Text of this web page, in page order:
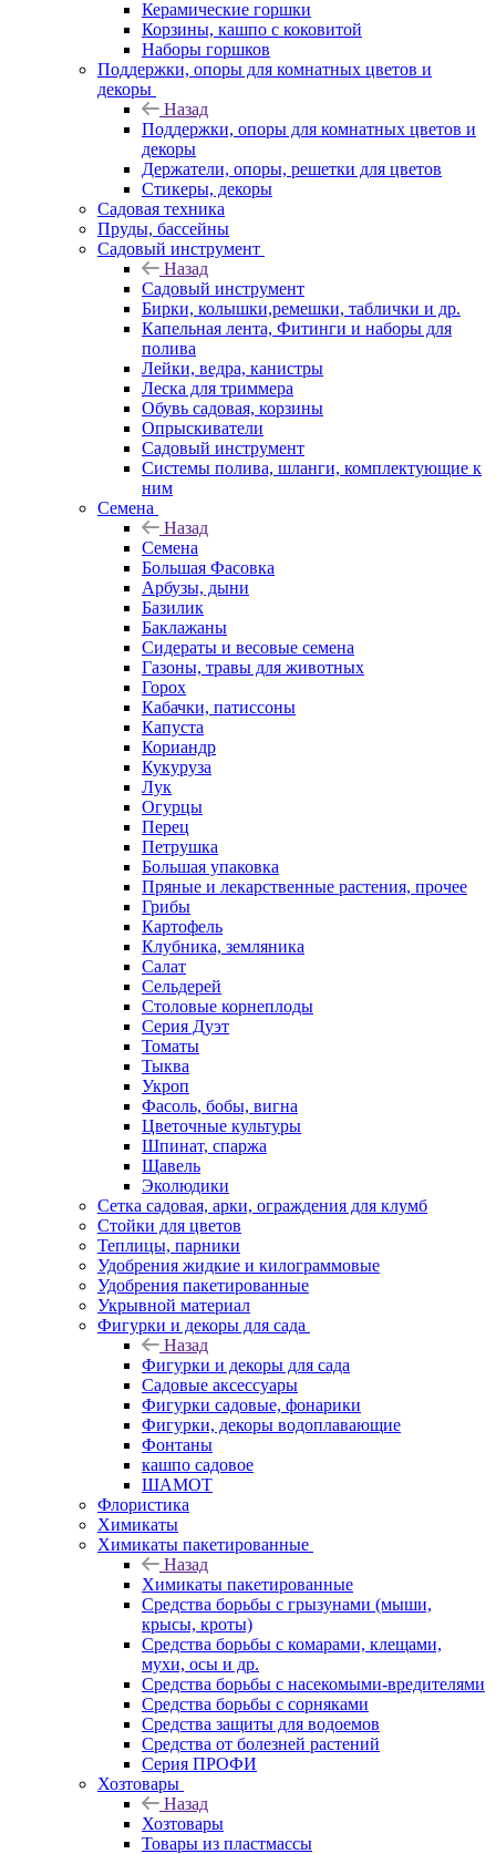
Керамические горшки
Корзины, кашпо с коковитой
Наборы горшков
Поддержки, опоры для комнатных цветов и
декоры
Назад
Поддержки, опоры для комнатных цветов и
декоры
Держатели, опоры, решетки для цветов
Стикеры, декоры
Садовая техника
Пруды, бассейны
Садовый инструмент
Назад
Садовый инструмент
Бирки, колышки,ремешки, таблички и др.
Капельная лента, Фитинги и наборы для
полива
Лейки, ведра, канистры
Леска для триммера
Обувь садовая, корзины
Опрыскиватели
Садовый инструмент
Системы полива, шланги, комплектующие к
ним
Семена
Назад
Семена
Большая Фасовка
Арбузы, дыни
Базилик
Баклажаны
Сидераты и весовые семена
Газоны, травы для животных
Горох
Кабачки, патиссоны
Капуста
Кориандр
Кукуруза
Лук
Огурцы
Перец
Петрушка
Большая упаковка
Пряные и лекарственные растения, прочее
Грибы
Картофель
Клубника, земляника
Салат
Сельдерей
Столовые корнеплоды
Серия Дуэт
Томаты
Тыква
Укроп
Фасоль, бобы, вигна
Цветочные культуры
Шпинат, спаржа
Щавель
Эколюдики
Сетка садовая, арки, ограждения для клумб
Стойки для цветов
Теплицы, парники
Удобрения жидкие и килограммовые
Удобрения пакетированные
Укрывной материал
Фигурки и декоры для сада
Назад
Фигурки и декоры для сада
Садовые аксессуары
Фигурки садовые, фонарики
Фигурки, декоры водоплавающие
Фонтаны
кашпо садовое
ШАМОТ
Флористика
Химикаты
Химикаты пакетированные
Назад
Химикаты пакетированные
Средства борьбы с грызунами (мыши,
крысы, кроты)
Средства борьбы с комарами, клещами,
мухи, осы и др.
Средства борьбы с насекомыми-вредителями
Средства борьбы с сорняками
Средства защиты для водоемов
Средства от болезней растений
Серия ПРОФИ
Хозтовары
Назад
Хозтовары
Товары из пластмассы